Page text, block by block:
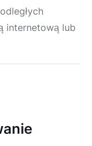
internetową lub